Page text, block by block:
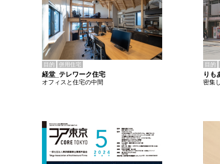
目的 併用住宅
経堂_テレワーク住宅
オフィスと住宅の中間
目的
りも
密集